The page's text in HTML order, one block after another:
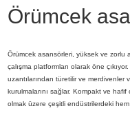
Örümcek
Örümcek asansörleri, yüksek ve zorlu
çalışma platformları olarak öne
uzantılarından türetilir ve
kurulmalarını sağlar. Kompakt ve
olmak üzere çeşitli endüstrilerdeki